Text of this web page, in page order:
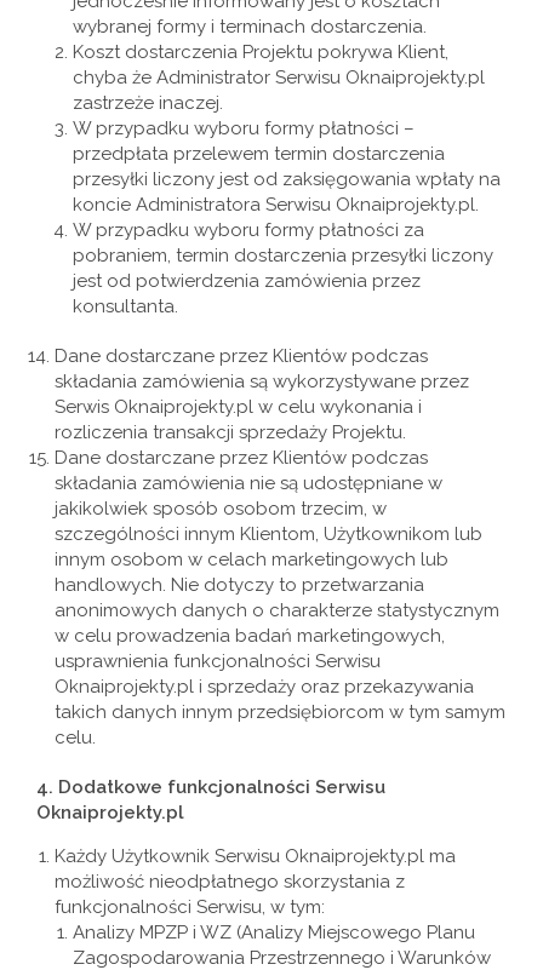
wybranej formy i terminach dostarczenia.
Koszt dostarczenia Projektu pokrywa Klient,
chyba że Administrator Serwisu Oknaiprojekty.pl
zastrzeże inaczej.
W przypadku wyboru formy płatności –
przedpłata przelewem termin dostarczenia
przesyłki liczony jest od zaksięgowania wpłaty na
koncie Administratora Serwisu Oknaiprojekty.pl.
W przypadku wyboru formy płatności za
pobraniem, termin dostarczenia przesyłki liczony
jest od potwierdzenia zamówienia przez
konsultanta.
Dane dostarczane przez Klientów podczas
składania zamówienia są wykorzystywane przez
Serwis Oknaiprojekty.pl w celu wykonania i
rozliczenia transakcji sprzedaży Projektu.
Dane dostarczane przez Klientów podczas
składania zamówienia nie są udostępniane w
jakikolwiek sposób osobom trzecim, w
szczególności innym Klientom, Użytkownikom lub
innym osobom w celach marketingowych lub
handlowych. Nie dotyczy to przetwarzania
anonimowych danych o charakterze statystycznym
w celu prowadzenia badań marketingowych,
usprawnienia funkcjonalności Serwisu
Oknaiprojekty.pl i sprzedaży oraz przekazywania
takich danych innym przedsiębiorcom w tym samym
celu.
4. Dodatkowe funkcjonalności Serwisu
Oknaiprojekty.pl
Każdy Użytkownik Serwisu Oknaiprojekty.pl ma
możliwość nieodpłatnego skorzystania z
funkcjonalności Serwisu, w tym:
Analizy MPZP i WZ (Analizy Miejscowego Planu
Zagospodarowania Przestrzennego i Warunków